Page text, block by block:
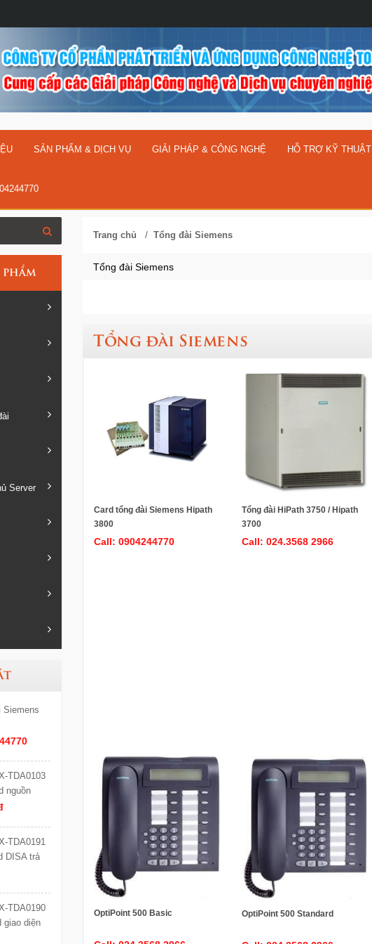
SẢN PHẨM & DỊCH VỤ GIẢI PHÁP & CÔNG NGHỆ HỖ TRỢ KỸ THUẬT
PHẨM
Server
Siemens
TDA0103
nguồn
L)
TDA0191
DISA trả
cho
TDA0190
giao diện
Trang chủ / Tổng đài Siemens
Tổng đài Siemens
Tổng đài Siemens
Card tổng đài Siemens Hipath
3800
Call: 0904244770
Tổng đài HiPath 3750 / Hipath
3700
Call: 024.3568 2966
OptiPoint 500 Basic OptiPoint 500 Standard